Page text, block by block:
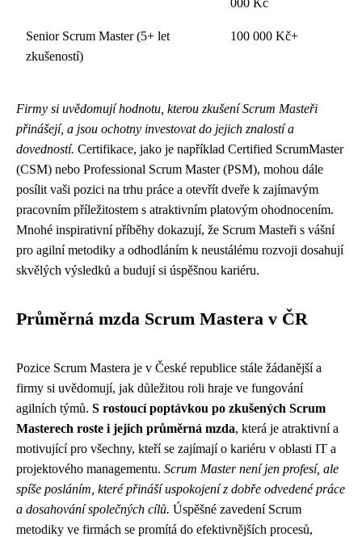
Senior Scrum Master (5+ let
zkušeností)
100 000 Kč+
Firmy si uvědomují hodnotu, kterou zkušení Scrum Masteři
přinášejí, a jsou ochotny investovat do jejich znalostí a
dovedností. Certifikace, jako je například Certified ScrumMaster
(CSM) nebo Professional Scrum Master (PSM), mohou dále
posílit vaši pozici na trhu práce a otevřít dveře k zajímavým
pracovním příležitostem s atraktivním platovým ohodnocením.
Mnohé inspirativní příběhy dokazují, že Scrum Masteři s vášní
pro agilní metodiky a odhodláním k neustálému rozvoji dosahují
skvělých výsledků a budují si úspěšnou kariéru.
Průměrná mzda Scrum Mastera v ČR
Pozice Scrum Mastera je v České republice stále žádanější a
firmy si uvědomují, jak důležitou roli hraje ve fungování
agilních týmů. S rostoucí poptávkou po zkušených Scrum
Masterech roste i jejich průměrná mzda, která je atraktivní a
motivující pro všechny, kteří se zajímají o kariéru v oblasti IT a
projektového managementu. Scrum Master není jen profesí, ale
spíše posláním, které přináší uspokojení z dobře odvedené práce
a dosahování společných cílů. Úspěšné zavedení Scrum
metodiky ve firmách se promítá do efektivnějších procesů,